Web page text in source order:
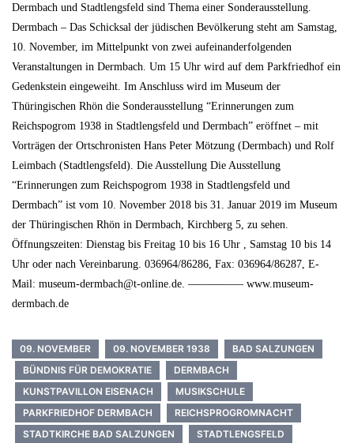
Dermbach und Stadtlengsfeld sind Thema einer Sonderausstellung.
Dermbach – Das Schicksal der jüdischen Bevölkerung steht am Samstag,
10. November, im Mittelpunkt von zwei aufeinanderfolgenden
Veranstaltungen in Dermbach. Um 15 Uhr wird auf dem Parkfriedhof ein
Gedenkstein eingeweiht. Im Anschluss wird im Museum der
Thüringischen Rhön die Sonderausstellung “Erinnerungen zum
Reichspogrom 1938 in Stadtlengsfeld und Dermbach” eröffnet – mit
Vorträgen der Ortschronisten Hans Peter Mötzung (Dermbach) und Rolf
Leimbach (Stadtlengsfeld). Die Ausstellung Die Ausstellung
“Erinnerungen zum Reichspogrom 1938 in Stadtlengsfeld und
Dermbach” ist vom 10. November 2018 bis 31. Januar 2019 im Museum
der Thüringischen Rhön in Dermbach, Kirchberg 5, zu sehen.
Öffnungszeiten: Dienstag bis Freitag 10 bis 16 Uhr , Samstag 10 bis 14
Uhr oder nach Vereinbarung. 036964/86286, Fax: 036964/86287, E-
Mail: museum-dermbach@t-online.de. ————— www.museum-
dermbach.de
09. NOVEMBER 09. NOVEMBER 1938
BAD SALZUNGEN
BÜNDNIS FÜR DEMOKRATIE
DERMBACH
KUNSTPAVILLON EISENACH
MUSIKSCHULE
PARKFRIEDHOF DERMBACH
REICHSPROGROMNACHT
STADTKIRCHE BAD SALZUNGEN
STADTLENGSFELD